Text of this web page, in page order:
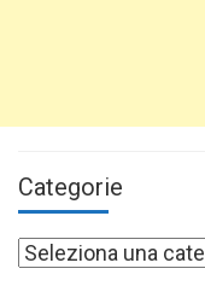
Categorie
Categorie